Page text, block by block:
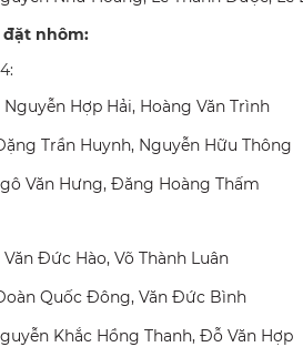
đặt nhôm:
Nguyễn Hợp Hải, Hoàng Văn Trình
Trần Huynh, Nguyễn Hữu Thông
Văn Hưng, Đăng Hoàng Thấm
Đức Hào, Võ Thành Luân
Quốc Đông, Văn Đức Bình
Khắc Hồng Thanh, Đỗ Văn Hợp